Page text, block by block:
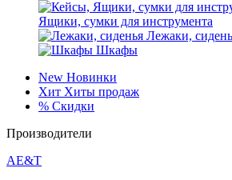
Ящики, сумки для инструмента
Лежаки,
Шкафы
New Новинки
Хит Хиты продаж
% Скидки
Производители
AE&T